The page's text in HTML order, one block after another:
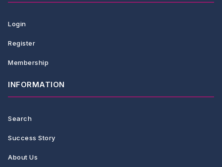
Login
Register
Membership
INFORMATION
Search
Success Story
About Us